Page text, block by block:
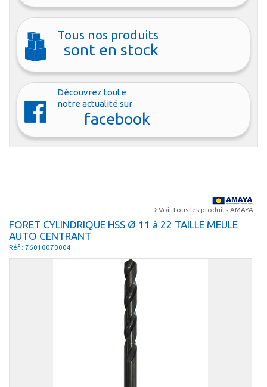
Tous nos produits
sont en stock
Découvrez toute
notre actualité sur
facebook
› Voir tous les produits AMAYA
FORET CYLINDRIQUE HSS Ø 11 à 22 TAILLE MEULE
AUTO CENTRANT
Réf : 76010070004